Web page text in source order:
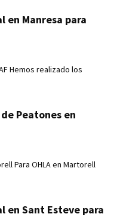
en Manresa para
Hemos realizado los
Peatones en
Para OHLA en Martorell
en Sant Esteve para